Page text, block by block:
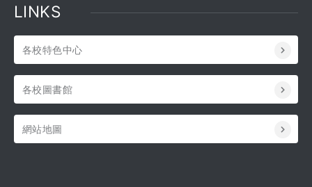
LINKS
各校特色中心
各校圖書館
網站地圖